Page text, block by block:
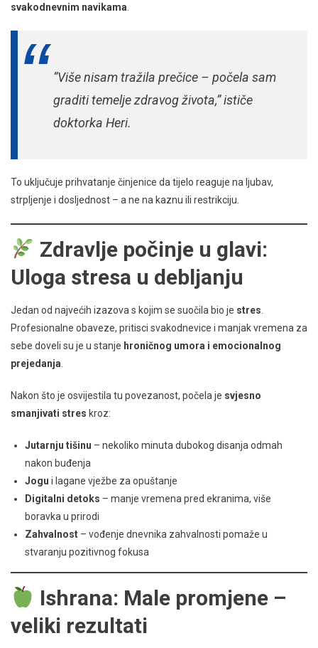
svakodnevnim navikama
“Više nisam tražila prečice – počela sam
graditi temelje zdravog života,” ističe
doktorka Heri.
To uključuje prihvatanje činjenice da tijelo reaguje na ljubav,
strpljenje i dosljednost – a ne na kaznu ili restrikciju.
Zdravlje počinje u glavi:
Uloga stresa u debljanju
Jedan od najvećih izazova s kojim se suočila bio je stres
Profesionalne obaveze, pritisci svakodnevice i manjak vremena za
sebe doveli su je u stanje hroničnog umora i emocionalnog
prejedanja
Nakon što je osvijestila tu povezanost, počela je svjesno
smanjivati stres kroz:
Jutarnju tišinu – nekoliko minuta dubokog disanja odmah
nakon buđenja
Jogu i lagane vježbe za opuštanje
Digitalni detoks – manje vremena pred ekranima, više
boravka u prirodi
Zahvalnost – vođenje dnevnika zahvalnosti pomaže u
stvaranju pozitivnog fokusa
Ishrana: Male promjene –
veliki rezultati